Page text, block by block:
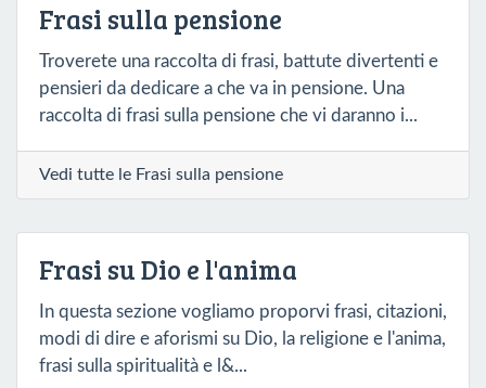
Frasi sulla pensione
Troverete una raccolta di frasi, battute divertenti e
pensieri da dedicare a che va in pensione. Una
raccolta di frasi sulla pensione che vi daranno i...
Vedi tutte le Frasi sulla pensione
Frasi su Dio e l'anima
In questa sezione vogliamo proporvi frasi, citazioni,
modi di dire e aforismi su Dio, la religione e l'anima,
frasi sulla spiritualità e l&...